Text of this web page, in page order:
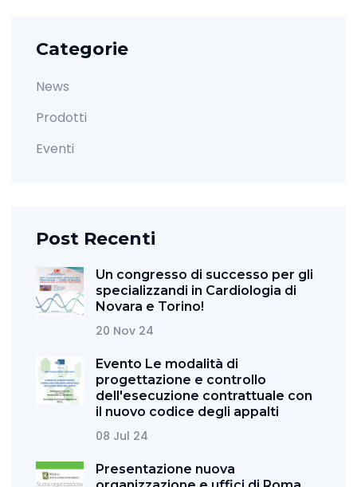
Categorie
News
Prodotti
Eventi
Post Recenti
Un congresso di successo per gli
specializzandi in Cardiologia di
Novara e Torino!
20 Nov 24
Evento Le modalità di
progettazione e controllo
dell'esecuzione contrattuale con
il nuovo codice degli appalti
08 Jul 24
Presentazione nuova